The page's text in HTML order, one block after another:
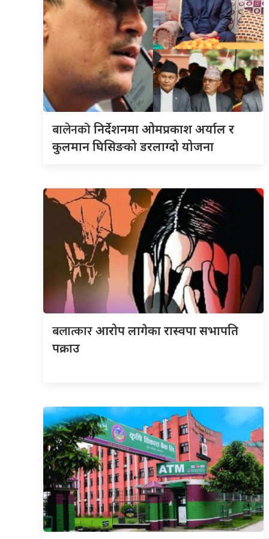
बालेनकोनिर्देशनमा ओमप्रकाश अर्याल र
कुलमान घिसिङको डरलाग्दो योजना
बलात्कारआरोप लागेका रास्वपा सभापति
पक्राउ